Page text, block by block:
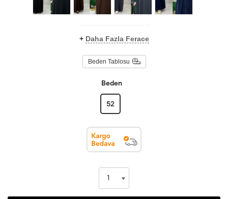
+ Daha Fazla Ferace
Beden Tablosu
Beden
52